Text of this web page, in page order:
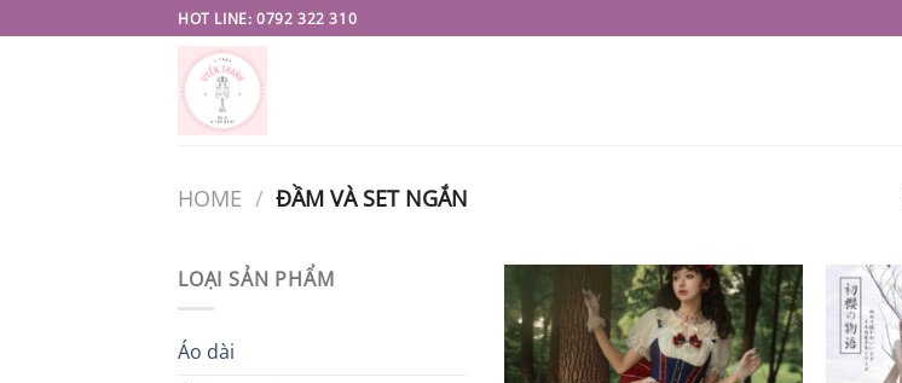
to
HOT LINE: 0792 322 310
HOME / ĐẦM VÀ SET NGẮN
LOẠI SẢN PHẨM
Áo dài